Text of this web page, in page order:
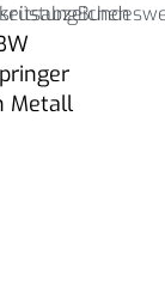
Metall